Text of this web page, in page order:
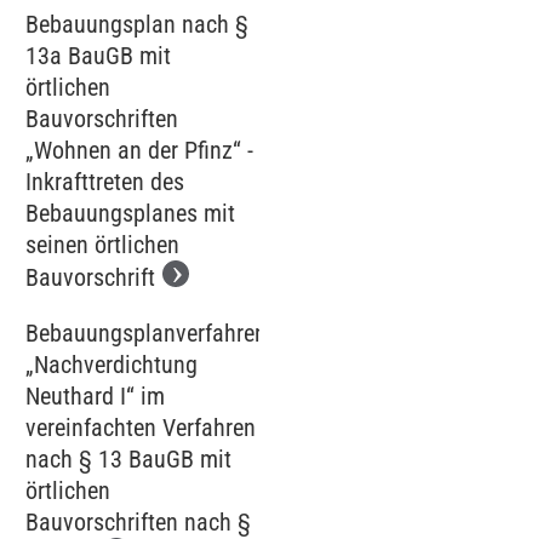
Bebauungsplan nach §
13a BauGB mit
örtlichen
Bauvorschriften
„Wohnen an der Pfinz“ -
Inkrafttreten des
Bebauungsplanes mit
seinen örtlichen
Bauvorschrift
Bebauungsplanverfahren
„Nachverdichtung
Neuthard I“ im
vereinfachten Verfahren
nach § 13 BauGB mit
örtlichen
Bauvorschriften nach §